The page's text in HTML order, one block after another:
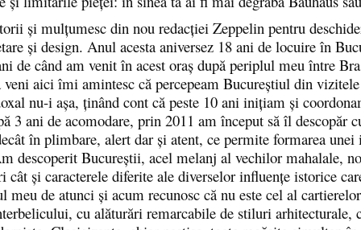
și mulțumesc din nou redacției Zeppelin pentru
și design. Anul acesta aniversez 18 ani de locuire în
de când am venit în acest oraș după periplul meu între
aici îmi amintesc că percepeam Bucureștiul din
nu-i așa, ținând cont că peste 10 ani inițiam și
3 ani de acomodare, prin 2011 am început să îl descopăr
în plimbare, alert dar și atent, ce permite formarea
descoperit Bucureștii, acel melanj al vechilor mahalale,
și caracterele diferite ale diverselor influențe istorice
meu de atunci și acum recunosc că nu este cel al
cu alăturări remarcabile de stiluri arhitecturale,